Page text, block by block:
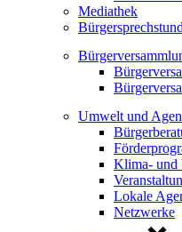
Mediathek
Umwelt und
Klima- und
Lokale
Netzwerke